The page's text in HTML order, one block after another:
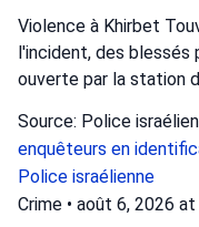
Violence à Khirbet
l'incident, des blessés
ouverte par la station
Source: Police
enquêteurs en
Police israélienne
Crime • août 6, 2026 at